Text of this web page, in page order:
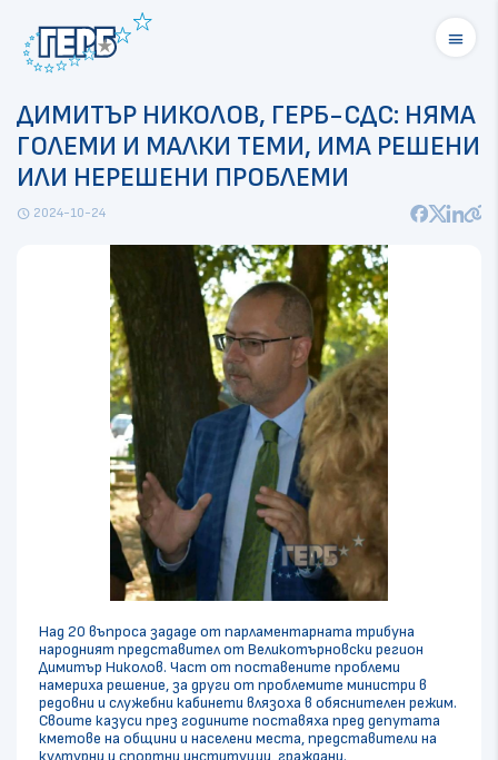
menu
ДИМИТЪР НИКОЛОВ, ГЕРБ-СДС: НЯМА
ГОЛЕМИ И МАЛКИ ТЕМИ, ИМА РЕШЕНИ
ИЛИ НЕРЕШЕНИ ПРОБЛЕМИ
schedule 2024-10-24
Над 20 въпроса зададе от парламентарната трибуна
народният представител от Великотърновски регион
Димитър Николов. Част от поставените проблеми
намериха решение, за други от проблемите министри в
редовни и служебни кабинети влязоха в обяснителен режим.
Своите казуси през годините поставяха пред депутата
кметове на общини и населени места, представители на
културни и спортни институции, граждани.